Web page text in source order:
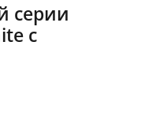
серии
с